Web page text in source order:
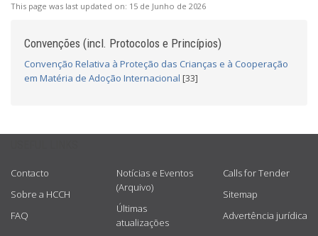
This page was last updated on: 15 de Junho de 2026
Convenções (incl. Protocolos e Princípios)
Convenção Relativa à Proteção das Crianças e à Cooperação
em Matéria de Adoção Internacional [33]
Contacto
Sobre a HCCH
FAQ
Notícias e Eventos
(Arquivo)
Últimas
atualizações
Calls for Tender
Sitemap
Advertência jurídica